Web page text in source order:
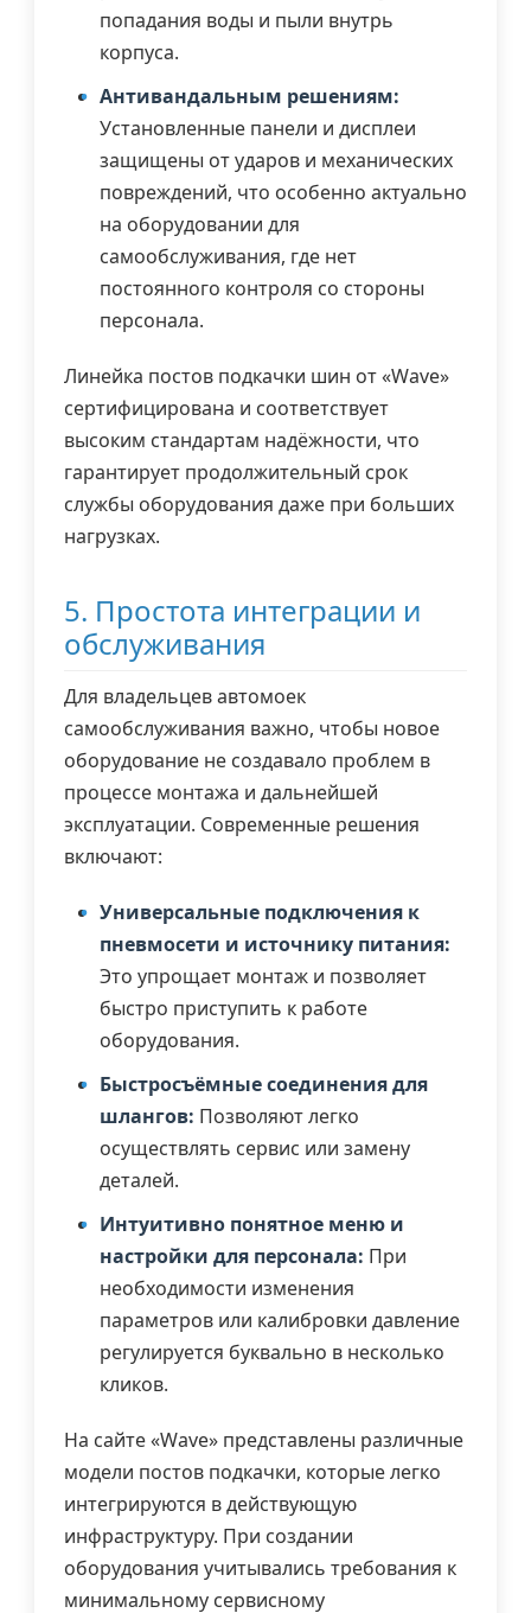
попадания воды и пыли внутрь
корпуса.
Антивандальным решениям:
Установленные панели и дисплеи
защищены от ударов и механических
повреждений, что особенно актуально
на оборудовании для
самообслуживания, где нет
постоянного контроля со стороны
персонала.
Линейка постов подкачки шин от «Wave»
сертифицирована и соответствует
высоким стандартам надёжности, что
гарантирует продолжительный срок
службы оборудования даже при больших
нагрузках.
5. Простота интеграции и
обслуживания
Для владельцев автомоек
самообслуживания важно, чтобы новое
оборудование не создавало проблем в
процессе монтажа и дальнейшей
эксплуатации. Современные решения
включают:
Универсальные подключения к
пневмосети и источнику питания:
Это упрощает монтаж и позволяет
быстро приступить к работе
оборудования.
Быстросъёмные соединения для
шлангов: Позволяют легко
осуществлять сервис или замену
деталей.
Интуитивно понятное меню и
настройки для персонала: При
необходимости изменения
параметров или калибровки давление
регулируется буквально в несколько
кликов.
На сайте «Wave» представлены различные
модели постов подкачки, которые легко
интегрируются в действующую
инфраструктуру. При создании
оборудования учитывались требования к
минимальному сервисному